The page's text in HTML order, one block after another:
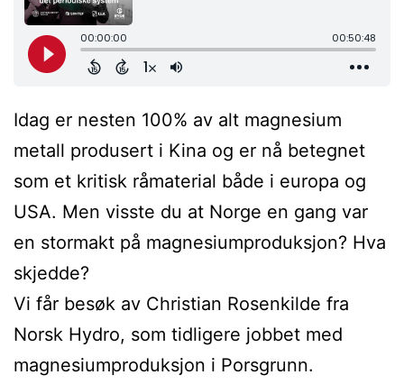
Idag er nesten 100% av alt magnesium
metall produsert i Kina og er nå betegnet
som et kritisk råmaterial både i europa og
USA. Men visste du at Norge en gang var
en stormakt på magnesiumproduksjon? Hva
skjedde?
Vi får besøk av Christian Rosenkilde fra
Norsk Hydro, som tidligere jobbet med
magnesiumproduksjon i Porsgrunn.